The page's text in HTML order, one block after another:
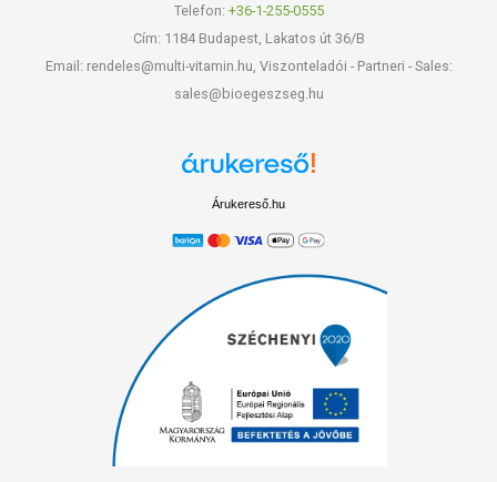
Telefon: +36-1-255-0555
Cím: 1184 Budapest, Lakatos út 36/B
Email: rendeles@multi-vitamin.hu, Viszonteladói - Partneri - Sales:
sales@bioegeszseg.hu
Árukereső.hu